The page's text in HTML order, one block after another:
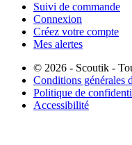
Suivi de commande
Connexion
Créez votre compte
Mes alertes
© 2026 - Scoutik -
Conditions générales
Politique de
Accessibilité